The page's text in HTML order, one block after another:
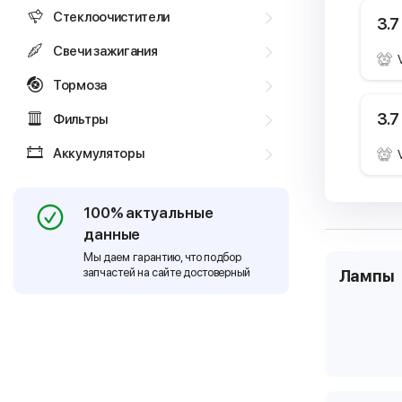
Стеклоочистители
Свечи зажигания
Тормоза
Фильтры
Аккумуляторы
100% актуальные
данные
Мы даем гарантию, что подбор
запчастей на сайте достоверный
Лампы